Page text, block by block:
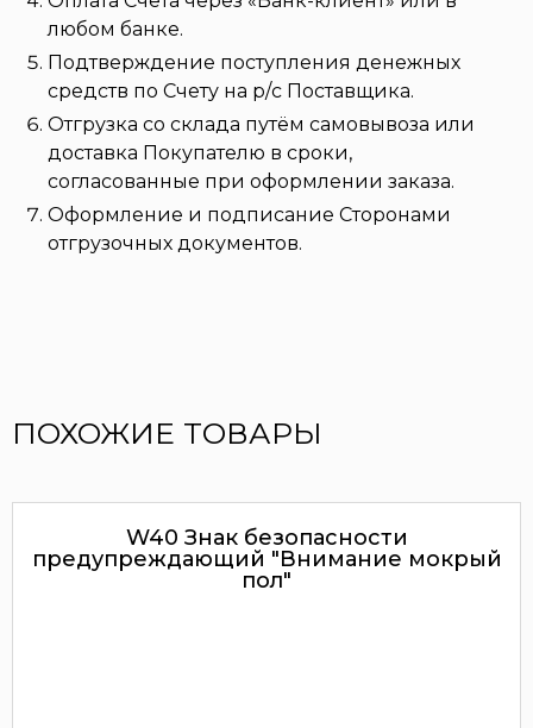
любом банке.
Подтверждение поступления денежных
средств по Счету на р/с Поставщика.
Отгрузка со склада путём самовывоза или
доставка Покупателю в сроки,
согласованные при оформлении заказа.
Оформление и подписание Сторонами
отгрузочных документов.
ПОХОЖИЕ ТОВАРЫ
W40 Знак безопасности
предупреждающий "Внимание мокрый
пол"